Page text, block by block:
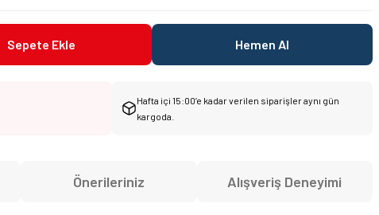
Sepete Ekle Hemen Al
Hafta içi 15:00’e kadar verilen siparişler aynı gün
kargoda.
Önerileriniz Alışveriş Deneyimi